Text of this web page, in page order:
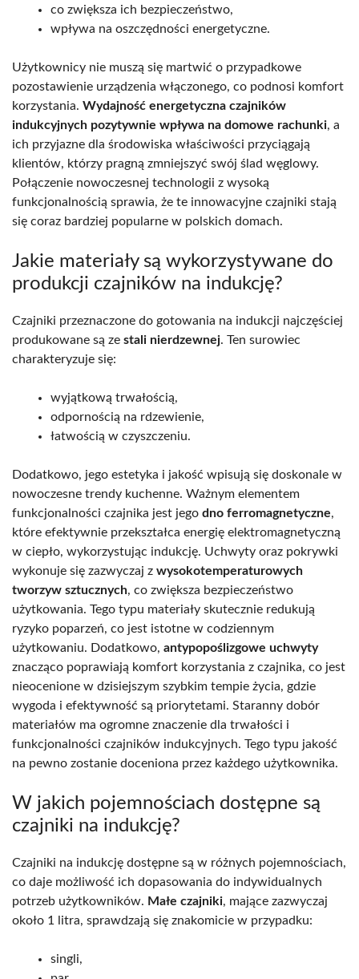
co zwiększa ich bezpieczeństwo,
wpływa na oszczędności energetyczne.
Użytkownicy nie muszą się martwić o przypadkowe
pozostawienie urządzenia włączonego, co podnosi komfort
korzystania. Wydajność energetyczna czajników
indukcyjnych pozytywnie wpływa na domowe rachunki, a
ich przyjazne dla środowiska właściwości przyciągają
klientów, którzy pragną zmniejszyć swój ślad węglowy.
Połączenie nowoczesnej technologii z wysoką
funkcjonalnością sprawia, że te innowacyjne czajniki stają
się coraz bardziej popularne w polskich domach.
Jakie materiały są wykorzystywane do
produkcji czajników na indukcję?
Czajniki przeznaczone do gotowania na indukcji najczęściej
produkowane są ze stali nierdzewnej. Ten surowiec
charakteryzuje się:
wyjątkową trwałością,
odpornością na rdzewienie,
łatwością w czyszczeniu.
Dodatkowo, jego estetyka i jakość wpisują się doskonale w
nowoczesne trendy kuchenne. Ważnym elementem
funkcjonalności czajnika jest jego dno ferromagnetyczne,
które efektywnie przekształca energię elektromagnetyczną
w ciepło, wykorzystując indukcję. Uchwyty oraz pokrywki
wykonuje się zazwyczaj z wysokotemperaturowych
tworzyw sztucznych, co zwiększa bezpieczeństwo
użytkowania. Tego typu materiały skutecznie redukują
ryzyko poparzeń, co jest istotne w codziennym
użytkowaniu. Dodatkowo, antypopoślizgowe uchwyty
znacząco poprawiają komfort korzystania z czajnika, co jest
nieocenione w dzisiejszym szybkim tempie życia, gdzie
wygoda i efektywność są priorytetami. Staranny dobór
materiałów ma ogromne znaczenie dla trwałości i
funkcjonalności czajników indukcyjnych. Tego typu jakość
na pewno zostanie doceniona przez każdego użytkownika.
W jakich pojemnościach dostępne są
czajniki na indukcję?
Czajniki na indukcję dostępne są w różnych pojemnościach,
co daje możliwość ich dopasowania do indywidualnych
potrzeb użytkowników. Małe czajniki, mające zazwyczaj
około 1 litra, sprawdzają się znakomicie w przypadku:
singli,